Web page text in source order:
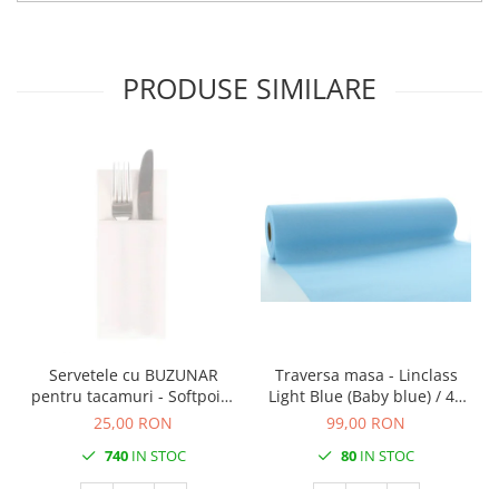
PRODUSE SIMILARE
Servetele cu BUZUNAR
pentru tacamuri - Softpoint
(Alb) / 33 x 40 cm / 50 buc
25,00 RON
740IN STOC
Traversa masa - Linclass
Light Blue (Baby blue) / 40
cm x 24 m / 1 rola
99,00 RON
80 IN STOC